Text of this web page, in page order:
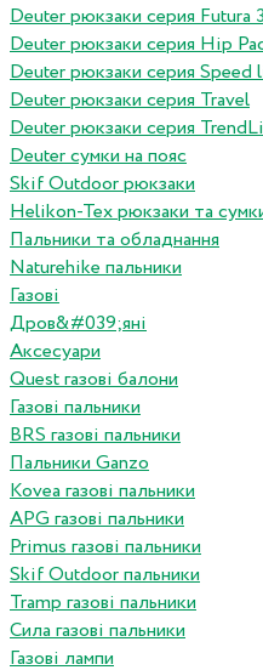
Deuter рюкзаки серия Futura
Deuter рюкзаки серия Hip
Deuter рюкзаки серия Speed
Deuter рюкзаки серия Travel
Deuter рюкзаки серия
Deuter сумки на пояс
Skif Outdoor рюкзаки
Helikon-Tex рюкзаки та
Пальники та обладнання
Naturehike пальники
Газові
Дров&#039;яні
Аксесуари
Quest газові балони
Газові пальники
BRS газові пальники
Пальники Ganzo
Kovea газові пальники
APG газові пальники
Primus газові пальники
Skif Outdoor пальники
Tramp газові пальники
Сила газові пальники
Газові лампи